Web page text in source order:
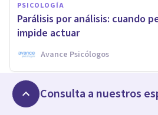
PSICOLOGÍA
Parálisis por análisis: cuando
impide actuar
Avance Psicólogos
PSICOLOGÍA
Adicción a las redes sociales
Consulta a nuestros